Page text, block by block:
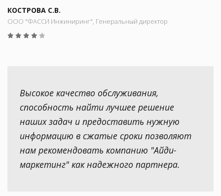
КОСТРОВА С.В.
ООО "ФАССИ Инжиниринг", Генеральный директор
Высокое качество обслуживания,
способность найти лучшее решение
наших задач и предоставить нужную
информацию в сжатые сроки позволяют
нам рекомендовать компанию "Айди-
маркетинг" как надежного партнера.